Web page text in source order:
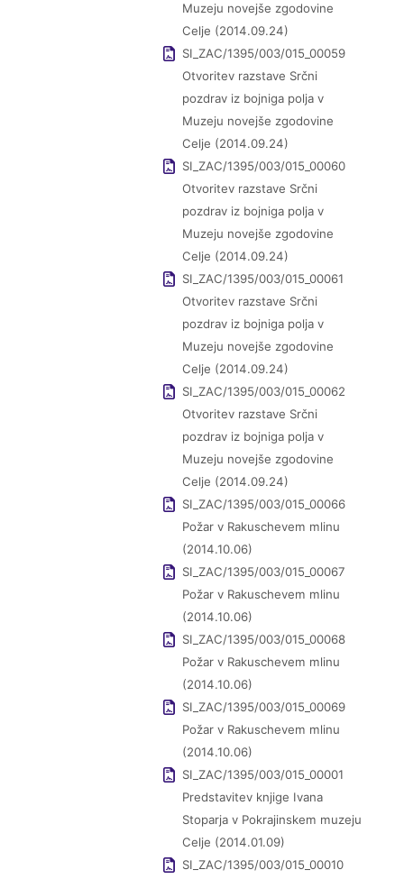
Muzeju novejše zgodovine
Celje (2014.09.24)
SI_ZAC/1395/003/015_00059
Otvoritev razstave Srčni
pozdrav iz bojniga polja v
Muzeju novejše zgodovine
Celje (2014.09.24)
SI_ZAC/1395/003/015_00060
Otvoritev razstave Srčni
pozdrav iz bojniga polja v
Muzeju novejše zgodovine
Celje (2014.09.24)
SI_ZAC/1395/003/015_00061
Otvoritev razstave Srčni
pozdrav iz bojniga polja v
Muzeju novejše zgodovine
Celje (2014.09.24)
SI_ZAC/1395/003/015_00062
Otvoritev razstave Srčni
pozdrav iz bojniga polja v
Muzeju novejše zgodovine
Celje (2014.09.24)
SI_ZAC/1395/003/015_00066
Požar v Rakuschevem mlinu
(2014.10.06)
SI_ZAC/1395/003/015_00067
Požar v Rakuschevem mlinu
(2014.10.06)
SI_ZAC/1395/003/015_00068
Požar v Rakuschevem mlinu
(2014.10.06)
SI_ZAC/1395/003/015_00069
Požar v Rakuschevem mlinu
(2014.10.06)
SI_ZAC/1395/003/015_00001
Predstavitev knjige Ivana
Stoparja v Pokrajinskem muzeju
Celje (2014.01.09)
SI_ZAC/1395/003/015_00010